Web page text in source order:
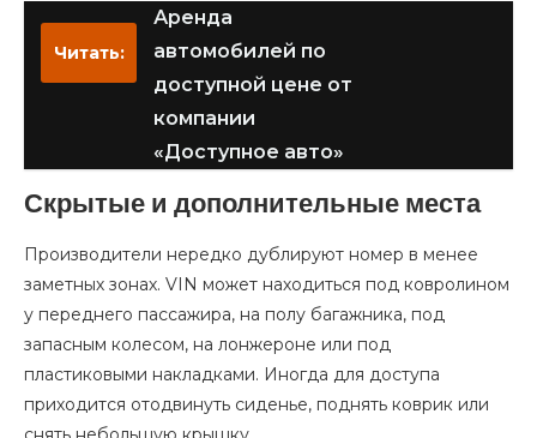
Читать:
Аренда
автомобилей по
доступной цене от
компании
«Доступное авто»
Скрытые и дополнительные места
Производители нередко дублируют номер в менее
заметных зонах. VIN может находиться под ковролином
у переднего пассажира, на полу багажника, под
запасным колесом, на лонжероне или под
пластиковыми накладками. Иногда для доступа
приходится отодвинуть сиденье, поднять коврик или